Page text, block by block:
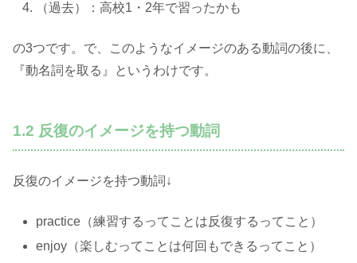
（過去）：高校1・2年で習ったかも
の3つです。で、このようなイメージのある動詞の後に、
『動名詞を取る』というわけです。
1.2 反復のイメージを持つ動詞
反復のイメージを持つ動詞↓
practice（練習するってことは反復するってこと）
enjoy（楽しむってことは何回もできるってこと）